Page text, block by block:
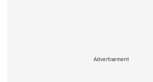
Advertisement